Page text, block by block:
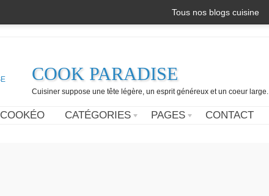
Tous nos blogs cuisine
COOK PARADISE
Cuisiner suppose une tête légère, un esprit généreux et un coeur large.
COOKÉO CATÉGORIES PAGES CONTACT